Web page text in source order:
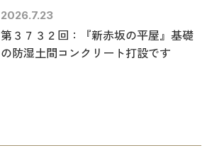
2026.7.23
第３７３２回：『新赤坂の平屋』基礎
の防湿土間コンクリート打設です